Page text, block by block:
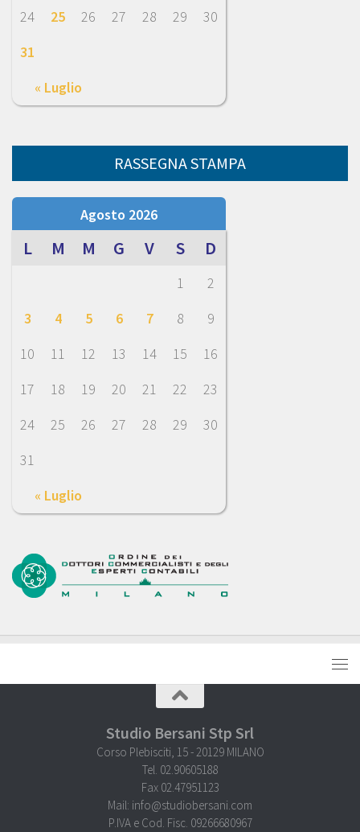
« Luglio
24
25 26 27 28 29
30
31
RASSEGNA STAMPA
Agosto 2026
L M M G V S D
« Luglio
1
2
3
4 5 6 7 8
9
10
11 12 13 14 15
16
17
18 19 20 21 22
23
24
25 26 27 28 29
30
31
Studio Bersani Stp Srl
Corso Plebisciti, 15 - 20129 MILANO
Tel. 02.90605188
Fax 02.47951123
Mail: info@studiobersani.com
P.IVA e Cod. Fisc. 09266680967